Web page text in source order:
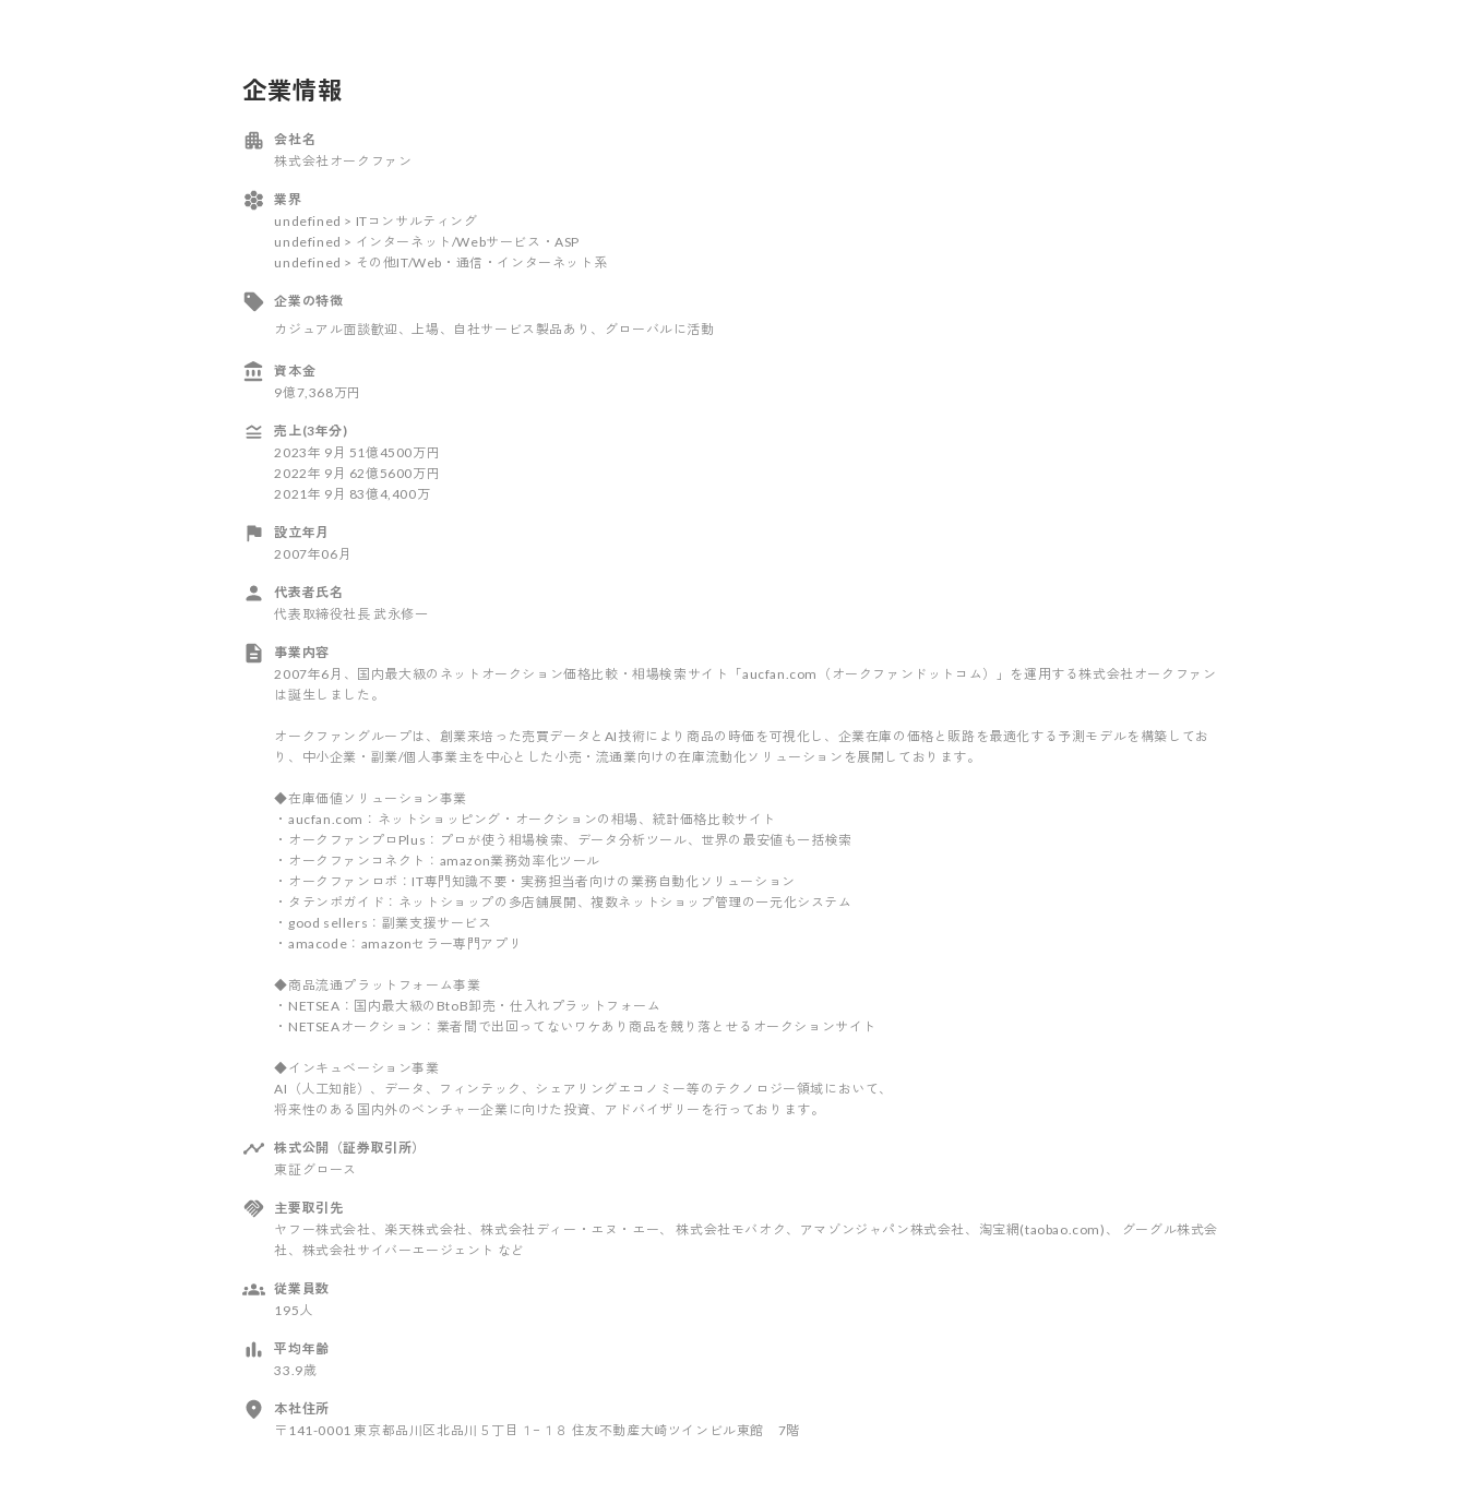
企業情報
会社名
株式会社オークファン
業界
undefined > ITコンサルティング
undefined > インターネット/Webサービス・ASP
undefined > その他IT/Web・通信・インターネット系
企業の特徴
カジュアル面談歓迎、上場 、自社サービス製品あり 、グローバルに活動
資本金
9億7,368万円
売上(3年分)
2023年 9月 51億4500万円
2022年 9月 62億5600万円
2021年 9月 83億4,400万
設立年月
2007年06月
代表者氏名
代表取締役社長 武永修一
事業内容
2007年6月、国内最大級のネットオークション価格比較・相場検索サイト「aucfan.com（オークファンドットコム）」を運用する株式会社オークファン
は誕生しました。
オークファングループは、創業来培った売買データとAI技術により商品の時価を可視化し、企業在庫の価格と販路を最適化する予測モデルを構築してお
り、中小企業・副業/個人事業主を中心とした小売・流通業向けの在庫流動化ソリューションを展開しております。
◆在庫価値ソリューション事業
・aucfan.com：ネットショッピング・オークションの相場、統計価格比較サイト
・オークファンプロPlus：プロが使う相場検索、データ分析ツール、世界の最安値も一括検索
・オークファンコネクト：amazon業務効率化ツール
・オークファンロボ：IT専門知識不要・実務担当者向けの業務自動化ソリューション
・タテンポガイド：ネットショップの多店舗展開、複数ネットショップ管理の一元化システム
・good sellers：副業支援サービス
・amacode：amazonセラー専門アプリ
◆商品流通プラットフォーム事業
・NETSEA：国内最大級のBtoB卸売・仕入れプラットフォーム
・NETSEAオークション：業者間で出回ってないワケあり商品を競り落とせるオークションサイト
◆インキュベーション事業
AI（人工知能）、データ、フィンテック、シェアリングエコノミー等のテクノロジー領域において、
将来性のある国内外のベンチャー企業に向けた投資、アドバイザリーを行っております。
株式公開（証券取引所）
東証グロース
主要取引先
ヤフー株式会社、楽天株式会社、株式会社ディー・エヌ・エー、 株式会社モバオク、アマゾンジャパン株式会社、淘宝網(taobao.com)、 グーグル株式会
社、株式会社サイバーエージェント など
従業員数
195人
平均年齢
33.9歳
本社住所
〒141-0001 東京都品川区北品川５丁目１−１８ 住友不動産大崎ツインビル東館 7階